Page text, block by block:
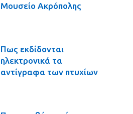
Μουσείο Ακρόπολης
Πως εκδίδονται
ηλεκτρονικά τα
αντίγραφα των πτυχίων